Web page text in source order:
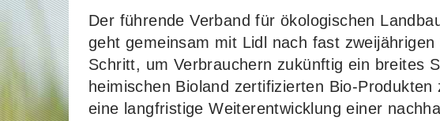
Der führende Verband für ökologischen
geht gemeinsam mit Lidl nach fast
Schritt, um Verbrauchern zukünftig ein breites
heimischen Bioland zertifizierten Bio-
eine langfristige Weiterentwicklung einer